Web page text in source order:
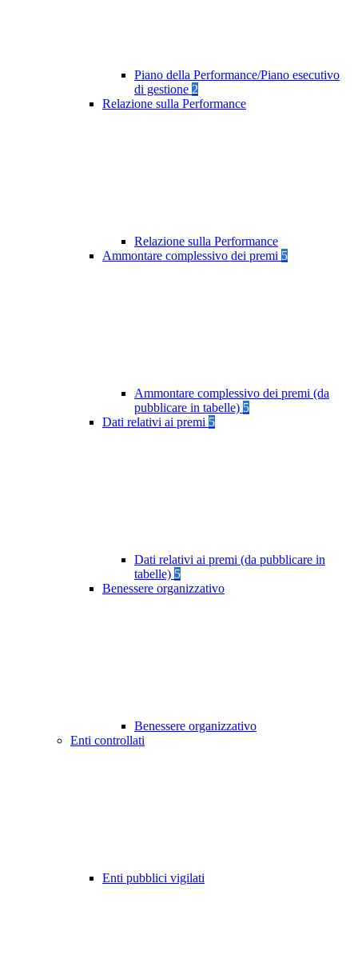
Piano della Performance/Piano esecutivo
di gestione 2
Relazione sulla Performance
Relazione sulla Performance
Ammontare complessivo dei premi 5
Ammontare complessivo dei premi (da
pubblicare in tabelle) 5
Dati relativi ai premi 5
Dati relativi ai premi (da pubblicare in
tabelle) 5
Benessere organizzativo
Benessere organizzativo
Enti controllati
Enti pubblici vigilati